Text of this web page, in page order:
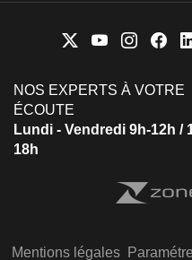
NOS EXPERTS À VOTRE
ÉCOUTE
Lundi - Vendredi 9h-12h /
18h
Mentions légales